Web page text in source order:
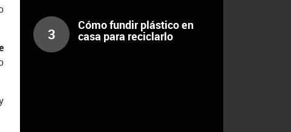
3
Cómo fundir plástico en
casa para reciclarlo